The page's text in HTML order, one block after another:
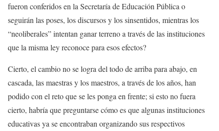
fueron conferidos en la Secretaría de Educación Pública o
seguirán las poses, los discursos y los sinsentidos, mientras los
“neoliberales” intentan ganar terreno a través de las instituciones
que la misma ley reconoce para esos efectos?
Cierto, el cambio no se logra del todo de arriba para abajo, en
cascada, las maestras y los maestros, a través de los años, han
podido con el reto que se les ponga en frente; si esto no fuera
cierto, habría que preguntarse cómo es que algunas instituciones
educativas ya se encontraban organizando sus respectivos